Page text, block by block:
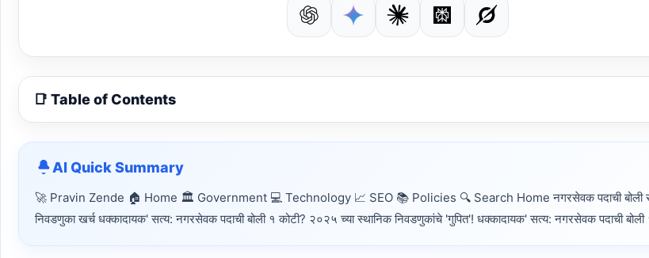
📑 Table of Contents
AI Quick Summary
🚀 Pravin Zende 🏠 Home 🏛 Government 💻 Technology 📈 SEO 📚 Policies 🔍 Search Home नगरसेवक पदाची बोली
निवडणुका खर्च धक्कादायक' सत्य: नगरसेवक पदाची बोली १ कोटी? २०२५ च्या स्थानिक निवडणुकांचे 'गुपित'! धक्कादायक' सत्य: नगरसेवक पदाची बोली